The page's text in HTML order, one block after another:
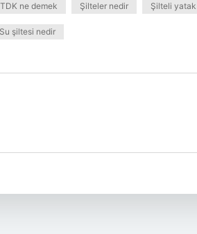
ne demek Şilteler nedir Şilteli
Su şiltesi nedir